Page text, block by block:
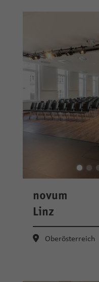
novum
Linz
Oberösterreich